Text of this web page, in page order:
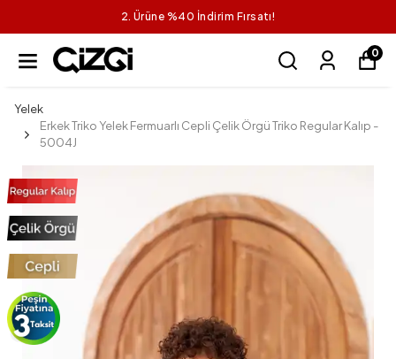
2. Ürüne %40 İndirim Fırsatı!
0
Yelek
Erkek Triko Yelek Fermuarlı Cepli Çelik Örgü Triko Regular Kalıp -
5004J